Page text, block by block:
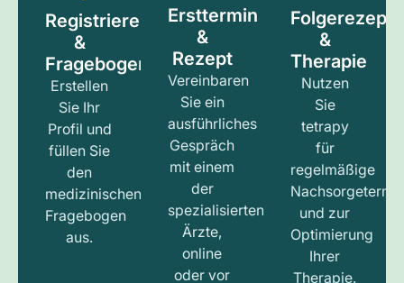
Registrieren
&
Fragebogen
Erstellen
Sie Ihr
Profil und
füllen Sie
den
medizinischen
Fragebogen
aus.
Ersttermin
&
Rezept
Vereinbaren
Sie ein
ausführliches
Gespräch
mit einem
der
spezialisierten
Ärzte,
online
oder vor
Folgerezept
&
Therapie
Nutzen
Sie
tetrapy
für
regelmäßige
und zur
Optimierung
Ihrer
Therapie.